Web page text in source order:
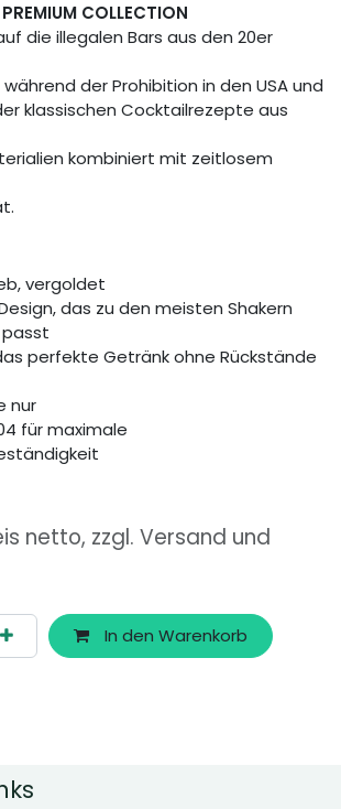
COLLECTION
die illegalen Bars aus den 20er
der Prohibition in den USA und
klassischen Cocktailrezepte aus
kombiniert mit zeitlosem
vergoldet
das zu den meisten Shakern
passt
perfekte Getränk ohne Rückstände
nur
für maximale
netto, zzgl. Versand und
In den Warenkorb